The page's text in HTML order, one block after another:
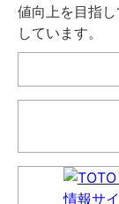
値向上を目指
しています。